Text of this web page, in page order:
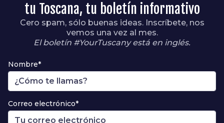
tu Toscana, tu boletín informativo
Cero spam, sólo buenas ideas. Inscríbete, nos
vemos una vez al mes.
El boletín #YourTuscany está en inglés.
Nombre*
Correo electrónico*